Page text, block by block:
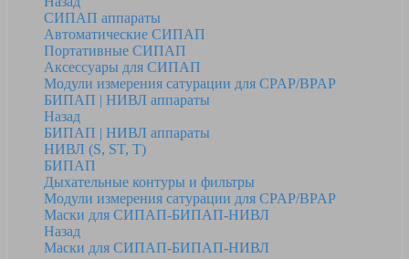
СИПАП аппараты
Автоматические СИПАП
Портативные СИПАП
Аксессуары для СИПАП
Модули измерения сатурации для CPAP/BPAP
БИПАП | НИВЛ аппараты
Назад
БИПАП | НИВЛ аппараты
НИВЛ (S, ST, T)
БИПАП
Дыхательные контуры и фильтры
Модули измерения сатурации для CPAP/BPAP
Маски для СИПАП-БИПАП-НИВЛ
Назад
Маски для СИПАП-БИПАП-НИВЛ